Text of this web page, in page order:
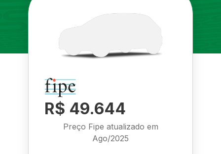
R$ 49.644
Preço Fipe atualizado em
Ago/2025